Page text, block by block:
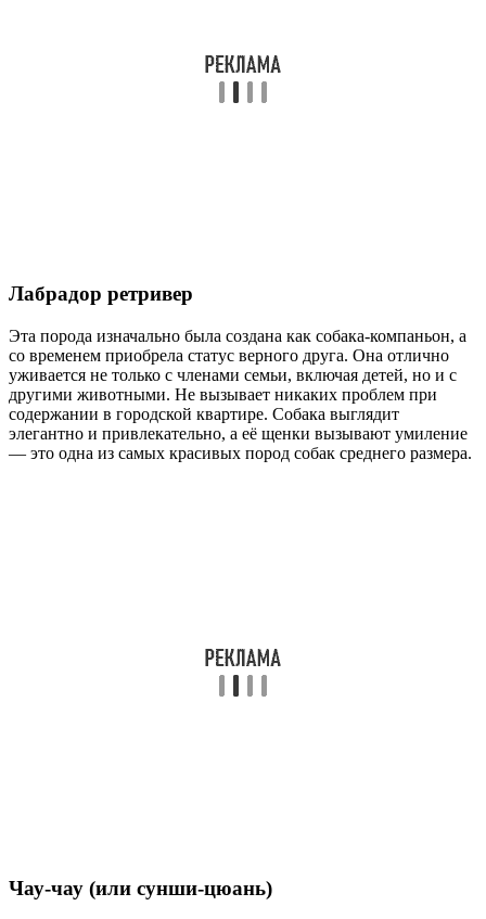
Лабрадор ретривер
Эта порода изначально была создана как собака-компаньон, а
со временем приобрела статус верного друга. Она отлично
уживается не только с членами семьи, включая детей, но и с
другими животными. Не вызывает никаких проблем при
содержании в городской квартире. Собака выглядит
элегантно и привлекательно, а её щенки вызывают умиление
— это одна из самых красивых пород собак среднего размера.
Чау-чау (или сунши-цюань)